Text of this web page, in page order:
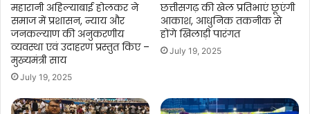
महारानी अहिल्याबाई होलकर ने
समाज में प्रशासन, न्याय और
जनकल्याण की अनुकरणीय
व्यवस्था एवं उदाहरण प्रस्तुत किए –
मुख्यमंत्री साय
July 19, 2025
छत्तीसगढ़ की खेल प्रतिभाएं छूएंगी
आकाश, आधुनिक तकनीक से
होंगे खिलाड़ी पारंगत
July 19, 2025